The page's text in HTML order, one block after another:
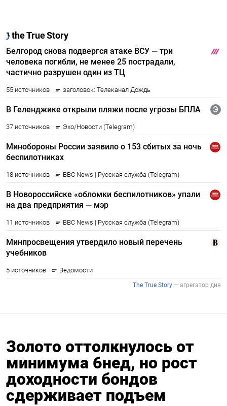
Золото оттолкнулось от
минимума 6нед, но рост
доходности бондов
сдерживает подъем